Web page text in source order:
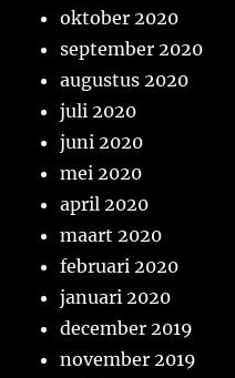
oktober 2020
september 2020
augustus 2020
juli 2020
juni 2020
mei 2020
april 2020
maart 2020
februari 2020
januari 2020
december 2019
november 2019